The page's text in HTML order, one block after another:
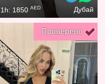
1h: 1850 AED Дубай
Проверено